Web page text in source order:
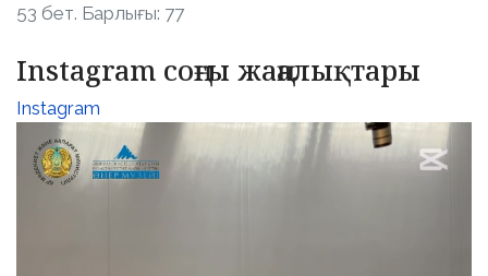
53 бет. Барлығы: 77
Instagram соңғы жаңалықтары
Instagram